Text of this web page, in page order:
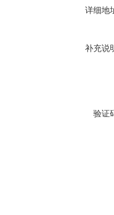
详细地
补充说
验证